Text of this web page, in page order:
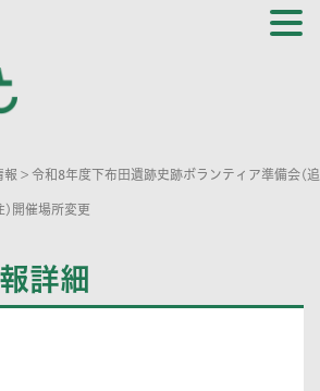
報 > 令和8年度下布田遺跡史跡ボランティア準備会(追
)開催場所変更
詳細